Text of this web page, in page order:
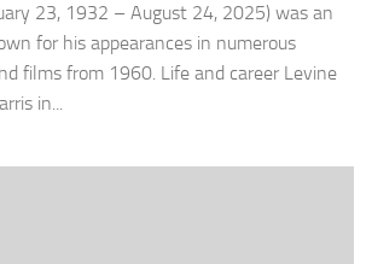
23, 1932 – August 24, 2025) was an
for his appearances in numerous
films from 1960. Life and career Levine
in...